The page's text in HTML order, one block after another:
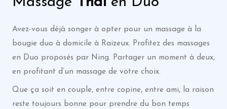
Avez-vous déjà songer à opter pour un massage à la
bougie duo à domicile à Raizeux. Profitez des massages
en Duo proposés par Ning. Partager un moment à deux,
en profitant d’un massage de votre choix.
Que ça soit en couple, entre copine, entre ami, la raison
reste toujours bonne pour prendre du bon temps